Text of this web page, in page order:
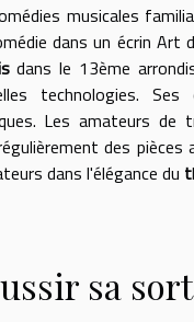
musicales
dans un écrin
dans le 13ème
technologies. Ses
Les amateurs de
des
dans l'élégance du t
sa